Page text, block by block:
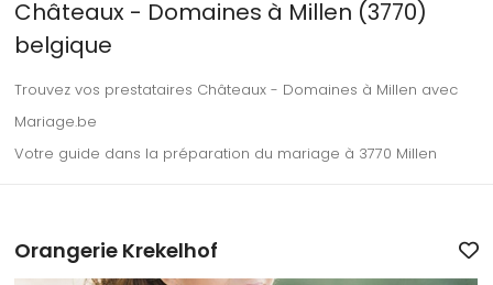
Châteaux - Domaines à Millen (3770)
belgique
Trouvez vos prestataires Châteaux - Domaines à Millen avec
Mariage.be
Votre guide dans la préparation du mariage à 3770 Millen
Orangerie Krekelhof